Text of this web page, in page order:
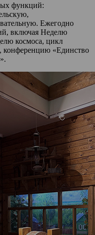
функций:
Ежегодно
включая Неделю
космоса, цикл
конференцию «Единство